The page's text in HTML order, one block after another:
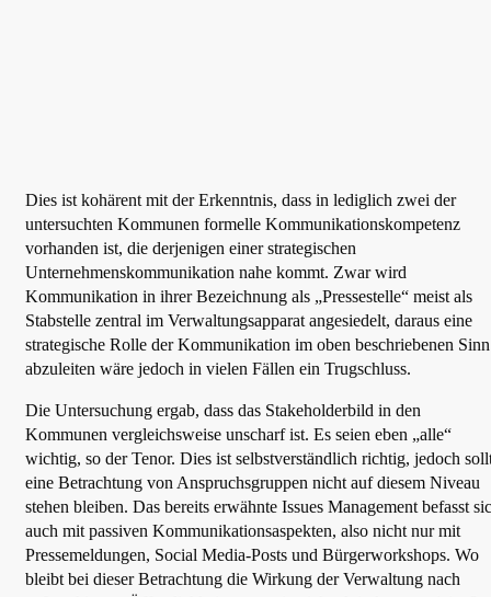
Dies ist kohärent mit der Erkenntnis, dass in lediglich zwei der
untersuchten Kommunen formelle Kommunikationskompetenz
vorhanden ist, die derjenigen einer strategischen
Unternehmenskommunikation nahe kommt. Zwar wird
Kommunikation in ihrer Bezeichnung als „Pressestelle“ meist als
Stabstelle zentral im Verwaltungsapparat angesiedelt, daraus eine
strategische Rolle der Kommunikation im oben beschriebenen Sinn
abzuleiten wäre jedoch in vielen Fällen ein Trugschluss.
Die Untersuchung ergab, dass das Stakeholderbild in den
Kommunen vergleichsweise unscharf ist. Es seien eben „alle“
wichtig, so der Tenor. Dies ist selbstverständlich richtig, jedoch
eine Betrachtung von Anspruchsgruppen nicht auf diesem Niveau
stehen bleiben. Das bereits erwähnte Issues Management befasst
auch mit passiven Kommunikationsaspekten, also nicht nur mit
Pressemeldungen, Social Media-Posts und Bürgerworkshops. Wo
bleibt bei dieser Betrachtung die Wirkung der Verwaltung nach